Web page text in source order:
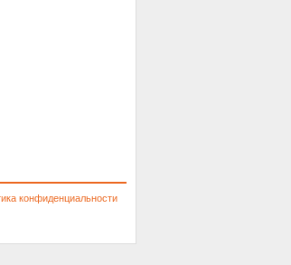
конфиденциальности